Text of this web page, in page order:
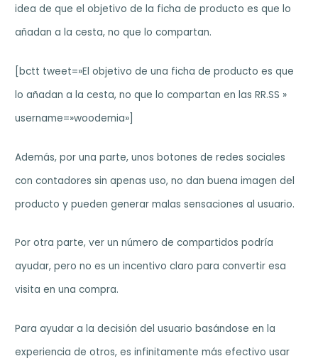
idea de que el objetivo de la ficha de producto es que lo
añadan a la cesta, no que lo compartan.
[bctt tweet=»El objetivo de una ficha de producto es que
lo añadan a la cesta, no que lo compartan en las RR.SS »
username=»woodemia»]
Además, por una parte, unos botones de redes sociales
con contadores sin apenas uso, no dan buena imagen del
producto y pueden generar malas sensaciones al usuario.
Por otra parte, ver un número de compartidos podría
ayudar, pero no es un incentivo claro para convertir esa
visita en una compra.
Para ayudar a la decisión del usuario basándose en la
experiencia de otros, es infinitamente más efectivo usar